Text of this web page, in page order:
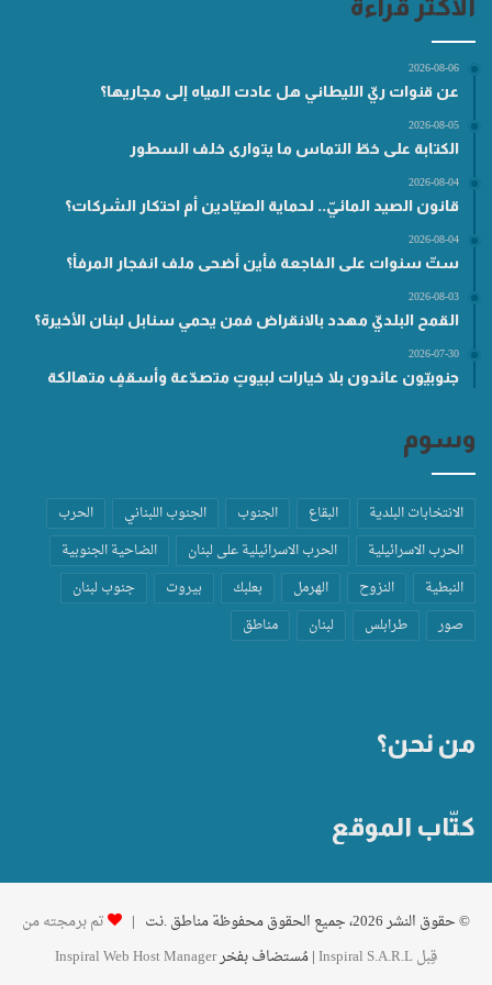
الأكثر قراءة
2026-08-06
عن قنوات ريّ الليطاني هل عادت المياه إلى مجاريها؟
2026-08-05
الكتابة على خطّ التماس ما يتوارى خلف السطور
2026-08-04
قانون الصيد المائيّ.. لحماية الصيّادين أم احتكار الشركات؟
2026-08-04
ستّ سنوات على الفاجعة فأين أضحى ملف انفجار المرفأ؟
2026-08-03
القمح البلديّ مهدد بالانقراض فمن يحمي سنابل لبنان الأخيرة؟
2026-07-30
جنوبيّون عائدون بلا خيارات لبيوتٍ متصدّعة وأسقفٍ متهالكة
وسوم
الانتخابات البلدية البقاع الجنوب الجنوب اللبناني
الحرب
الحرب الاسرائيلية
الحرب الاسرائيلية على لبنان
الضاحية الجنوبية
النبطية
النزوح الهرمل بعلبك بيروت
جنوب لبنان
صور
طرابلس لبنان مناطق
من نحن؟
كتّاب الموقع
© حقوق النشر 2026، جميع الحقوق محفوظة مناطق .نت |
تم برمجته من
قِبل Inspiral S.A.R.L
| مُستضاف بفخرInspiral Web Host Manager